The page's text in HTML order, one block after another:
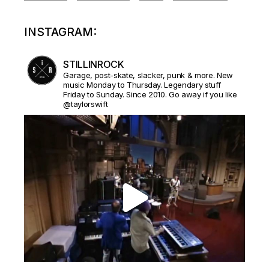
INSTAGRAM:
STILLINROCK
Garage, post-skate, slacker, punk & more. New
music Monday to Thursday. Legendary stuff
Friday to Sunday. Since 2010. Go away if you like
@taylorswift